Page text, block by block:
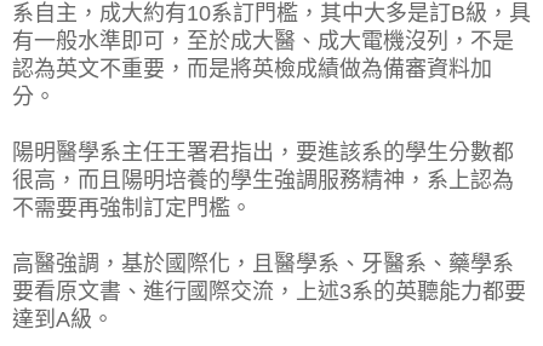
系自主，成大約有10系訂門檻，其中大多是訂B級，具
有一般水準即可，至於成大醫、成大電機沒列，不是
認為英文不重要，而是將英檢成績做為備審資料加
分。
陽明醫學系主任王署君指出，要進該系的學生分數都
很高，而且陽明培養的學生強調服務精神，系上認為
不需要再強制訂定門檻。
高醫強調，基於國際化，且醫學系、牙醫系、藥學系
要看原文書、進行國際交流，上述3系的英聽能力都要
達到A級。